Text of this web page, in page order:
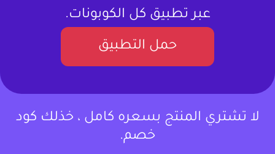
عبر تطبيق كل الكوبونات.
حمل التطبيق
لا تشتري المنتج بسعره كامل ، خذلك كود
خصم.